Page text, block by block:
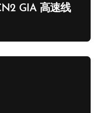
GIA 高速线